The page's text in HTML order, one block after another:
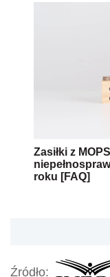
Zasiłki z
roku [FAQ]
Źródło: